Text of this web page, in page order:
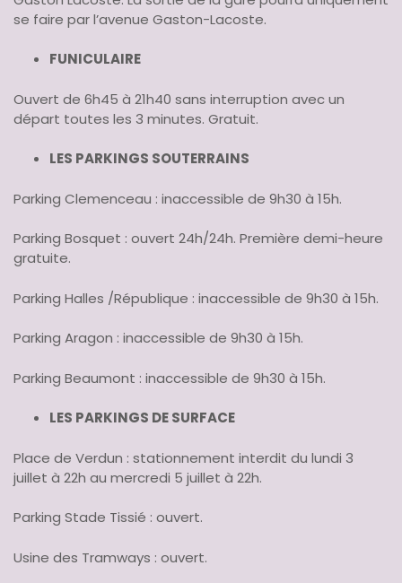
se faire par l’avenue Gaston-Lacoste.
FUNICULAIRE
Ouvert de 6h45 à 21h40 sans interruption avec un
départ toutes les 3 minutes. Gratuit.
LES PARKINGS SOUTERRAINS
Parking Clemenceau : inaccessible de 9h30 à 15h.
Parking Bosquet : ouvert 24h/24h. Première demi-heure
gratuite.
Parking Halles /République : inaccessible de 9h30 à 15h.
Parking Aragon : inaccessible de 9h30 à 15h.
Parking Beaumont : inaccessible de 9h30 à 15h.
LES PARKINGS DE SURFACE
Place de Verdun : stationnement interdit du lundi 3
juillet à 22h au mercredi 5 juillet à 22h.
Parking Stade Tissié : ouvert.
Usine des Tramways : ouvert.